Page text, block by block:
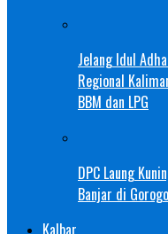
Jelang Idul
Regional
BBM dan LPG
DPC Laung
Banjar di
Kalbar